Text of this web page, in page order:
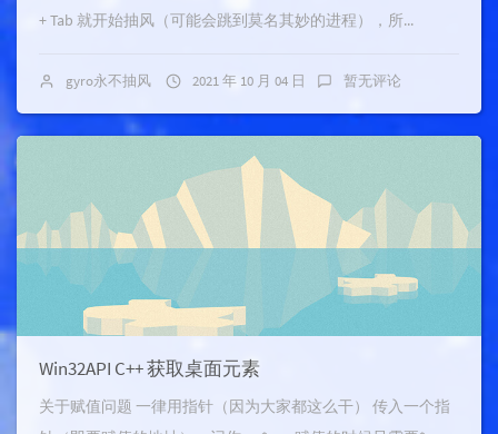
+ Tab 就开始抽风（可能会跳到莫名其妙的进程），所...
gyro永不抽风 2021 年 10 月 04 日 暂无评论
Win32API C++ 获取桌面元素
关于赋值问题 一律用指针（因为大家都这么干） 传入一个指